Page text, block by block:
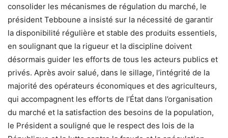
consolider les mécanismes de régulation du marché, le
président Tebboune a insisté sur la nécessité de garantir
la disponibilité régulière et stable des produits essentiels,
en soulignant que la rigueur et la discipline doivent
désormais guider les efforts de tous les acteurs publics et
privés. Après avoir salué, dans le sillage, l’intégrité de la
majorité des opérateurs économiques et des agriculteurs,
qui accompagnent les efforts de l’État dans l’organisation
du marché et la satisfaction des besoins de la population,
le Président a souligné que le respect des lois de la